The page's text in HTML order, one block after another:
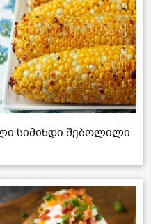
სიმინდი შებოლილი